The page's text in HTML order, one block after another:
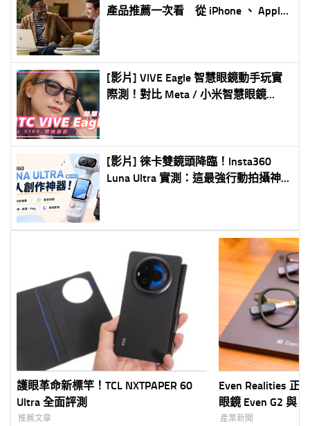
產品推薦一次看 從 iPhone 、 Apple
[影片] VIVE Eagle 智慧眼鏡動手玩實
際測！對比 Meta / 小米智慧眼鏡
[影片] 徠卡雙鏡頭降臨！Insta360
Luna Ultra 實測：這最強行動拍攝神
護眼革命新標竿！TCL NXTPAPER 60
Ultra 全面評測
推薦文章
Even Realities 正
眼鏡 Even G2 與
市 創家
產業新聞